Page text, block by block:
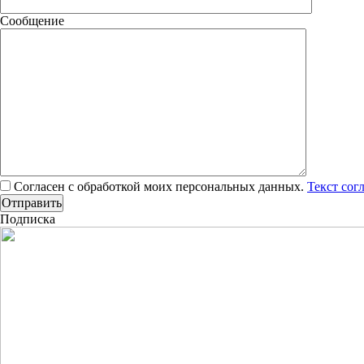
Сообщение
Согласен с обработкой моих персональных данных. Текст
Подписка